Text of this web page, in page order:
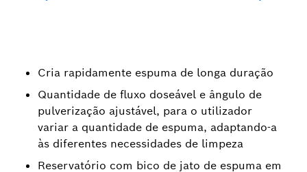
Cria rapidamente espuma de longa duração
Quantidade de fluxo doseável e ângulo de
pulverização ajustável, para o utilizador
variar a quantidade de espuma, adaptando-a
às diferentes necessidades de limpeza
Reservatório com bico de jato de espuma em